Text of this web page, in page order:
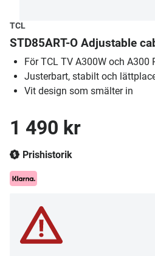
TCL
STD85ART-O Adjustable
För TCL TV A300W och A300
Justerbart, stabilt och
Vit design som smälter in
1 490 kr
Prishistorik